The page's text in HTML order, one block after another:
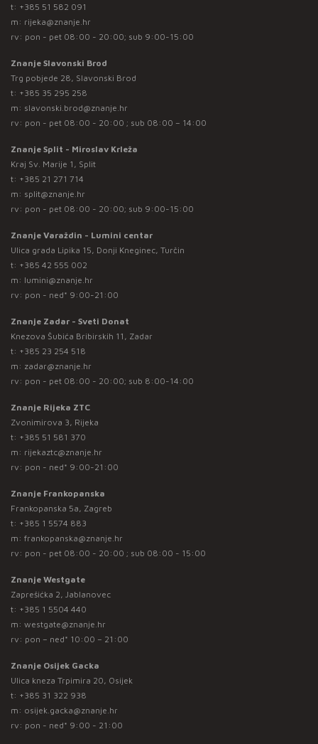
t: +385 51 582 091
m: rijeka@znanje.hr
rv: pon - pet 08:00 - 20:00; sub 9:00-15:00
Znanje Slavonski Brod
Trg pobjede 28, Slavonski Brod
t: +385 35 295 258
m: slavonski.brod@znanje.hr
rv: pon - pet 08:00 - 20:00 ; sub 08:00 – 14:00
Znanje Split - Miroslav Krleža
Kraj Sv. Marije 1, Split
t: +385 21 271 714
m: split@znanje.hr
rv: pon - pet 08:00 - 20:00; sub 9:00-15:00
Znanje Varaždin - Lumini centar
Ulica grada Lipika 15, Donji Kneginec, Turčin
t: +385 42 555 002
m: lumini@znanje.hr
rv: pon - ned* 9:00-21:00
Znanje Zadar - Sveti Donat
Knezova Šubića Bribirskih 11, Zadar
t: +385 23 254 518
m: zadar@znanje.hr
rv: pon - pet 08:00 - 20:00; sub 8:00-14:00
Znanje Rijeka ZTC
Zvonimirova 3, Rijeka
t: +385 51 581 370
m: rijekaztc@znanje.hr
rv: pon - ned* 9:00-21:00
Znanje Frankopanska
Frankopanska 5a, Zagreb
t: +385 1 5574 883
m: frankopanska@znanje.hr
rv: pon - pet 08:00 - 20:00 ; sub 08:00 - 15:00
Znanje Westgate
Zaprešićka 2, Jablanovec
t: +385 1 5504 440
m: westgate@znanje.hr
rv: pon – ned* 10:00 – 21:00
Znanje Osijek Gacka
Ulica kneza Trpimira 20, Osijek
t: +385 31 322 938
m: osijek.gacka@znanje.hr
rv: pon - ned* 9:00 - 21:00